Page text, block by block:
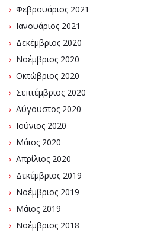
Φεβρουάριος 2021
Ιανουάριος 2021
Δεκέμβριος 2020
Νοέμβριος 2020
Οκτώβριος 2020
Σεπτέμβριος 2020
Αύγουστος 2020
Ιούνιος 2020
Μάιος 2020
Απρίλιος 2020
Δεκέμβριος 2019
Νοέμβριος 2019
Μάιος 2019
Νοέμβριος 2018